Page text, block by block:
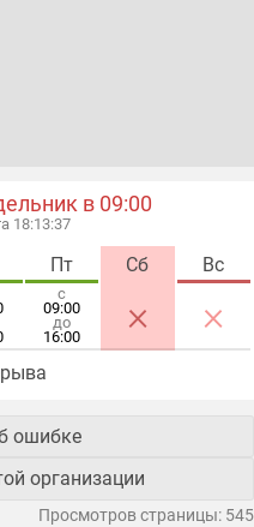
в 09:00
18:13:38
Пт
с
09:00
до
16:00
Сб
×
Вс
×
ошибке
организации
Просмотров страницы: 545